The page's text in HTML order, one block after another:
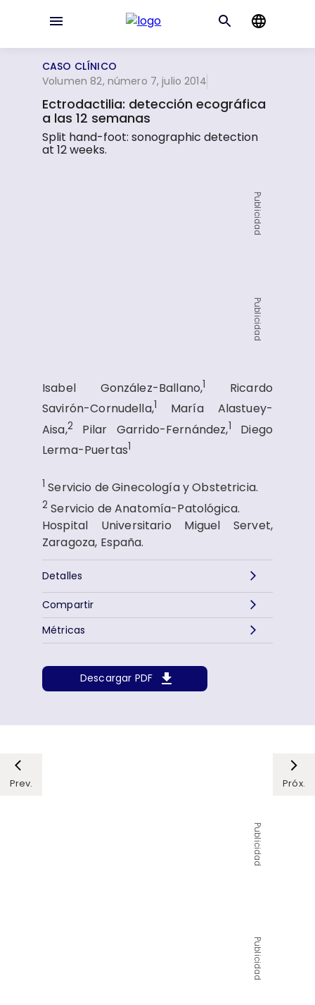
CASO CLÍNICO
Volumen 82, número 7, julio 2014
Ectrodactilia: detección ecográfica
a las 12 semanas
Split hand-foot: sonographic detection
at 12 weeks.
Publicidad
Publicidad
Isabel González-Ballano,1
Ricardo
Savirón-Cornudella,1
María Alastuey-
Aisa,2 Pilar Garrido-Fernández,1
Diego
Lerma-Puertas1
1 Servicio de Ginecología y Obstetricia.
2 Servicio de Anatomía-Patológica.
Hospital Universitario Miguel Servet,
Zaragoza, España.
Detalles
Descargar PDF
Métricas
Compartir
Prev. Próx.
Publicidad
Publicidad